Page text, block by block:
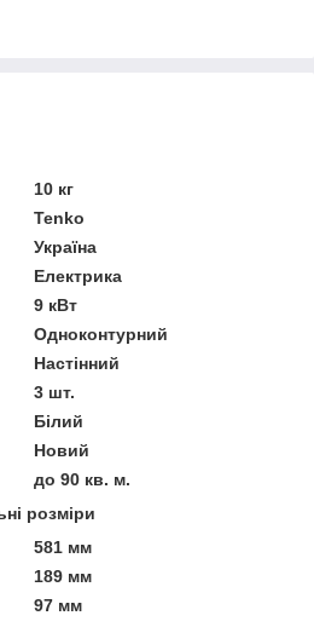
10 кг
Tenko
Україна
Електрика
9 кВт
Одноконтурний
Настінний
3 шт.
Білий
Новий
до 90 кв. м.
розміри
581 мм
189 мм
97 мм